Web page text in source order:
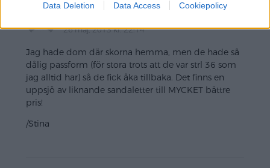
Data Deletion Data Access Cookiepolicy
Anonymous
26 maj, 2013 kl. 22:14
Jag hade dom där skorna hemma, men de hade så
dålig passform (för stora trots att de var strl 36 som
jag alltid har) så de fick åka tillbaka. Det finns en
uppsjö av liknande sandaletter till MYCKET bättre
pris!
/Stina